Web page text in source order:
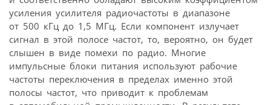
усиления усилителя радиочастоты в диапазоне
от 500 кГц до 1,5 МГц. Если компонент излучает
сигнал в этой полосе частот, то, вероятно, он будет
слышен в виде помехи по радио. Многие
импульсные блоки питания используют рабочие
частоты переключения в пределах именно этой
полосы частот, что приводит к проблемам